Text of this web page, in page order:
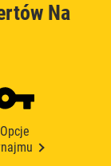
Na
Opcje